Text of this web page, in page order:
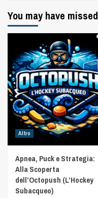
You may have missed
Altro
Apnea, Puck e Strategia:
Alla Scoperta
dell’Octopush (L’Hockey
Subacqueo)